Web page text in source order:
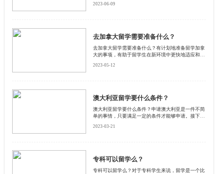
2023-06-09
去加拿大留学需要准备什么？
去加拿大留学需要准备什么？有计划地准备留学加拿
大的事项，有助于留学生在新环境中更快地适应和融
2023-05-12
澳大利亚留学要什么条件？
澳大利亚留学要什么条件？申请澳大利亚是一件不简
单的事情，只要满足一定的条件才能够申请。接下来
大家有帮助。
2023-03-21
专科可以留学么？
专科可以留学么？对于专科学生来说，留学是一个比